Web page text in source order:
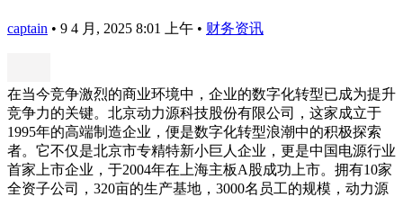
captain • 9 4 月, 2025 8:01 上午 • 财务资讯
在当今竞争激烈的商业环境中，企业的数字化转型已成为提升
竞争力的关键。北京动力源科技股份有限公司，这家成立于
1995年的高端制造企业，便是数字化转型浪潮中的积极探索
者。它不仅是北京市专精特新小巨人企业，更是中国电源行业
首家上市企业，于2004年在上海主板A股成功上市。拥有10家
全资子公司，320亩的生产基地，3000名员工的规模，动力源